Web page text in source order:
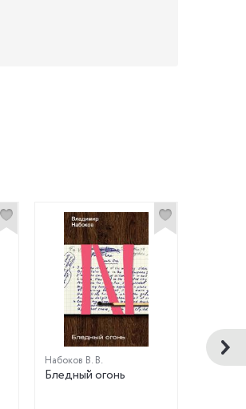
Набоков В. В.
Бледный огонь
Набоков